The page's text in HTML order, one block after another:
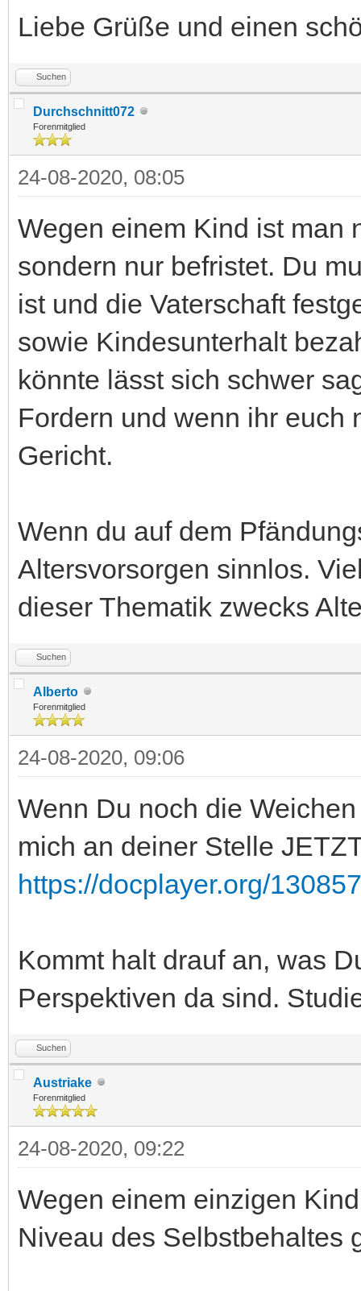
Liebe Grüße und einen
Suchen
Durchschnitt072
Forenmitglied
24-08-2020, 08:05
Wegen einem Kind ist man
sondern nur befristet. Du
ist und die Vaterschaft
sowie Kindesunterhalt
könnte lässt sich schwer
Fordern und wenn ihr euch
Gericht.
Wenn du auf dem
Altersvorsorgen sinnlos.
dieser Thematik zwecks
Suchen
Alberto
Forenmitglied
24-08-2020, 09:06
Wenn Du noch die
mich an deiner Stelle
https://docplayer.org/
Kommt halt drauf an, was
Perspektiven da sind.
Suchen
Austriake
Forenmitglied
24-08-2020, 09:22
Wegen einem einzigen
Niveau des Selbstbehaltes